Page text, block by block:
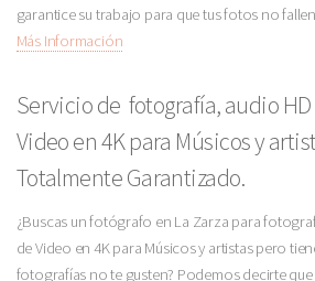
garantice su trabajo para que tus fotos no
Más Información
Servicio de fotografía, audio
Video en 4K para Músicos y
Totalmente Garantizado.
¿Buscas un fotógrafo en La Zarza para
de Video en 4K para Músicos y artistas pero
fotografías no te gusten? Podemos decirte